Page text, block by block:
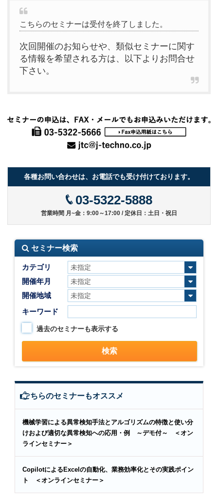
こちらのセミナーは受付を終了しました。
次回開催のお知らせや、類似セミナーに関す
る情報を希望される方は、以下よりお問合せ
下さい。
各種お問い合わせは、お電話でも受け付けております。
03-5322-5888
営業時間 月~金：9:00～17:00 / 定休日：土日・祝日
セミナー検索
カテゴリ
開催年月
開催地域
キーワード
過去のセミナーも表示する
こちらのセミナーもオススメ
機械学習による異常検知手法とアルゴリズムの特徴と使い分
けおよび適切な異常検知への応用・例 ～デモ付～ ＜オン
ラインセミナー＞
CopilotによるExcelの自動化、業務効率化とその実践ポイン
ト ＜オンラインセミナー＞